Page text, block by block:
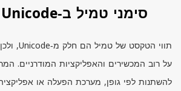
סימני טמיל ב‑Unicode ותאימות
תווי הטקסט של טמיל הם חלק מ‑Unicode
,
על רוב המכשירים והאפליקציות המודרניים.
להשתנות לפי גופן, מערכת הפעלה או